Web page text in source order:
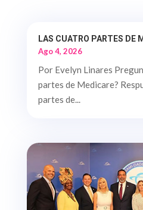
LAS CUATRO PARTES DE
Ago 4, 2026
Por Evelyn Linares
partes de Medicare?
partes de...